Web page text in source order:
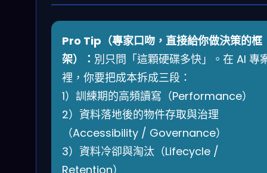
Pro Tip（專家口吻，直接給你做決策的框
架）： 別只問「這顆硬碟多快」。在 AI 專
裡，你要把成本拆成三段：
1）訓練期的高頻讀寫（Performance）
2）資料落地後的物件存取與治理
（Accessibility / Governance）
3）資料冷卻與淘汰（Lifecycle /
Retention）